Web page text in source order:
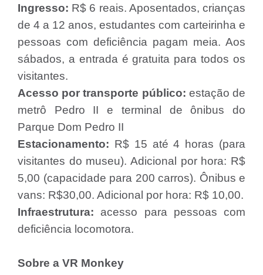
Ingresso: R$ 6 reais. Aposentados, crianças
de 4 a 12 anos, estudantes com carteirinha e
pessoas com deficiência pagam meia. Aos
sábados, a entrada é gratuita para todos os
visitantes.
Acesso por transporte público: estação de
metrô Pedro II e terminal de ônibus do
Parque Dom Pedro II
Estacionamento: R$ 15 até 4 horas (para
visitantes do museu). Adicional por hora: R$
5,00 (capacidade para 200 carros). Ônibus e
vans: R$30,00. Adicional por hora: R$ 10,00.
Infraestrutura: acesso para pessoas com
deficiência locomotora.
Sobre a VR Monkey